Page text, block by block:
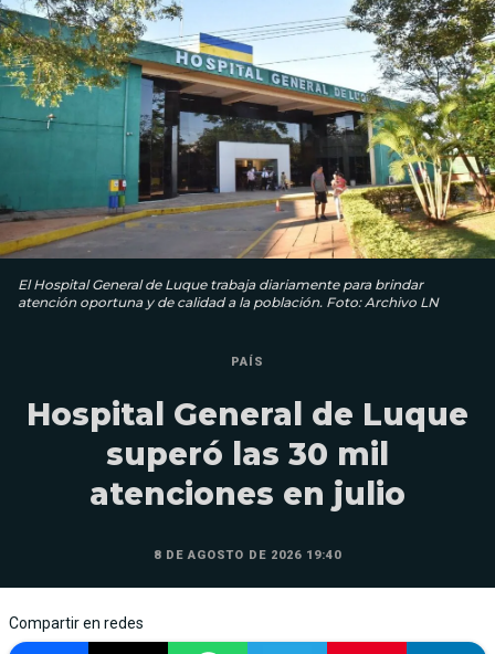
El Hospital General de Luque trabaja diariamente para brindar
atención oportuna y de calidad a la población. Foto: Archivo LN
PAÍS
Hospital General de Luque
superó las 30 mil
atenciones en julio
8 DE AGOSTO DE 2026 19:40
Compartir en redes